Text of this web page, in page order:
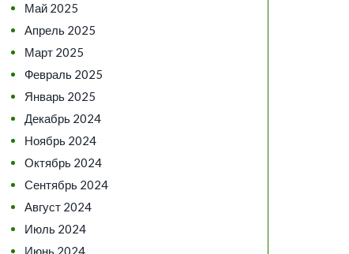
Май 2025
Апрель 2025
Март 2025
Февраль 2025
Январь 2025
Декабрь 2024
Ноябрь 2024
Октябрь 2024
Сентябрь 2024
Август 2024
Июль 2024
Июнь 2024